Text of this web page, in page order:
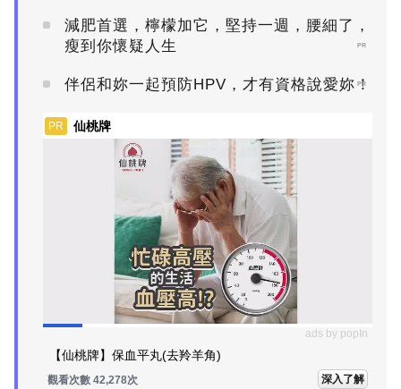
減肥首選，檸檬加它，堅持一週，腰細了，
瘦到你懷疑人生
PR
伴侶和妳一起預防HPV，才有資格說愛妳！
PR
PR 仙桃牌
ads by popIn
【仙桃牌】保血平丸(去羚羊角)
觀看次數 42,278次 深入了解